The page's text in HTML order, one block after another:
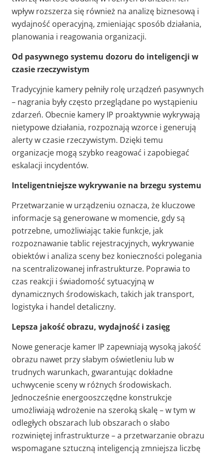
wpływ rozszerza się również na analizę biznesową i
wydajność operacyjną, zmieniając sposób działania,
planowania i reagowania organizacji.
Od pasywnego systemu dozoru do inteligencji w
czasie rzeczywistym
Tradycyjnie kamery pełniły rolę urządzeń pasywnych
– nagrania były często przeglądane po wystąpieniu
zdarzeń. Obecnie kamery IP proaktywnie wykrywają
nietypowe działania, rozpoznają wzorce i generują
alerty w czasie rzeczywistym. Dzięki temu
organizacje mogą szybko reagować i zapobiegać
eskalacji incydentów.
Inteligentniejsze wykrywanie na brzegu systemu
Przetwarzanie w urządzeniu oznacza, że kluczowe
informacje są generowane w momencie, gdy są
potrzebne, umożliwiając takie funkcje, jak
rozpoznawanie tablic rejestracyjnych, wykrywanie
obiektów i analiza sceny bez konieczności polegania
na scentralizowanej infrastrukturze. Poprawia to
czas reakcji i świadomość sytuacyjną w
dynamicznych środowiskach, takich jak transport,
logistyka i handel detaliczny.
Lepsza jakość obrazu, wydajność i zasięg
Nowe generacje kamer IP zapewniają wysoką jakość
obrazu nawet przy słabym oświetleniu lub w
trudnych warunkach, gwarantując dokładne
uchwycenie sceny w różnych środowiskach.
Jednocześnie energooszczędne konstrukcje
umożliwiają wdrożenie na szeroką skalę – w tym w
odległych obszarach lub obszarach o słabo
rozwiniętej infrastrukturze – a przetwarzanie obrazu
wspomagane sztuczną inteligencją zmniejsza liczbę